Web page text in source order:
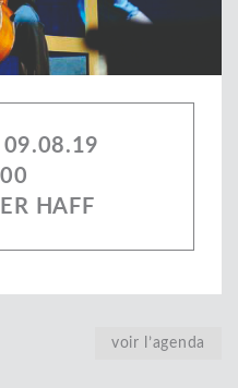
HAFF
voir l’agenda